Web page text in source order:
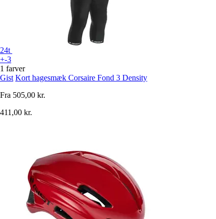
24t
+-3
1 farver
Gist Kort hagesmæk Corsaire Fond 3 Density
Fra 505,00 kr.
411,00 kr.